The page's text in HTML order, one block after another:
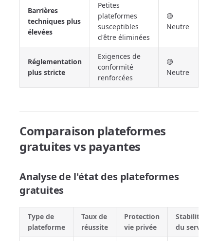
Barrières
techniques plus
élevées
Petites
plateformes
susceptibles
d'être éliminées
🟡
Neutre
Réglementation
plus stricte
Exigences de
conformité
renforcées
🟡
Neutre
Comparaison plateformes
gratuites vs payantes
Analyse de l'état des plateformes
gratuites
Type de
plateforme
Taux de
réussite
Protection
vie privée
Stabilité
du service